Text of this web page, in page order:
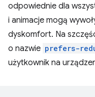
odpowiednie dla
i animacje mogą
dyskomfort. Na
o nazwie prefers-
użytkownik na